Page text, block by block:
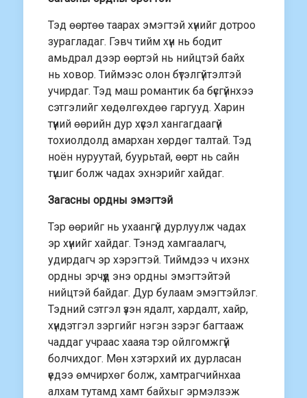
Тэд өөртөө таарах эмэгтэй хүнийг дотроо
зурагладаг. Гэвч тийм хүн нь бодит
амьдрал дээр өөртэй нь нийцтэй байх
нь ховор. Тиймээс олон бүтэлгүйтэлтэй
учирдаг. Тэд маш романтик ба бүсгүйнхээ
сэтгэлийг хөдөлгөхдөө гаргууд. Харин
түүний өөрийн дур хүсэл хангагдаагүй
тохиолдолд амархан хөрдөг талтай. Тэд
ноён нуруутай, буурьтай, өөрт нь сайн
түшиг болж чадах эхнэрийг хайдаг.
Загасны ордны эмэгтэй
Тэр өөрийг нь ухаангүй дурлуулж чадах
эр хүнийг хайдаг. Тэнэд хамгаалагч,
удирдагч эр хэрэгтэй. Тиймдээ ч ихэнх
ордны эрчүүд энэ ордны эмэгтэйтэй
нийцтэй байдаг. Дур булаам эмэгтэйлэг.
Тэдний сэтгэл үзэн ядалт, хардалт, хайр,
хүндэтгэл зэргийг нэгэн зэрэг багтааж
чаддаг учраас хааяа тэр ойлгомжгүй
болчихдог. Мөн хэтэрхий их дурласан
үедээ өмчирхөг болж, хамтрагчийнхаа
алхам тутамд хамт байхыг эрмэлзэж